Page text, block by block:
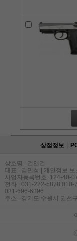
상점정보
상호명 : 건앤건
대표 : 김민성 | 개인정보 보
사업자등록번호 :124-40-
전화 : 031-222-
031-696-6396
주소 : 경기도 수원시 권선